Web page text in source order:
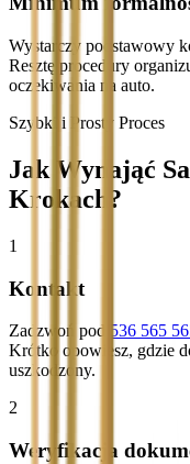
Wystarczy podstawowy
Resztę procedury
oczekiwania na auto.
Szybki i Prosty Proces
Jak Wynająć
Krokach?
1
Kontakt
Zadzwoń pod 536 565
Krótko opowiesz, gdzie
uszkodzony.
2
Weryfikacja